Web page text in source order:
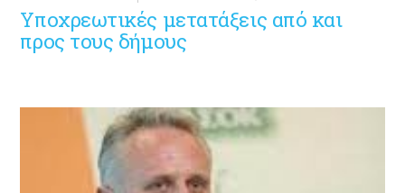
Υποχρεωτικές µετατάξεις από και
προς τους δήμους